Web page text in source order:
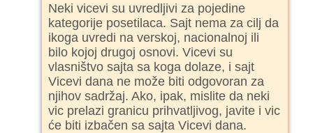
Neki vicevi su uvredljivi za pojedine
kategorije posetilaca. Sajt nema za cilj da
ikoga uvredi na verskoj, nacionalnoj ili
bilo kojoj drugoj osnovi. Vicevi su
vlasništvo sajta sa koga dolaze, i sajt
Vicevi dana ne može biti odgovoran za
njihov sadržaj. Ako, ipak, mislite da neki
vic prelazi granicu prihvatljivog, javite i vic
će biti izbačen sa sajta Vicevi dana.